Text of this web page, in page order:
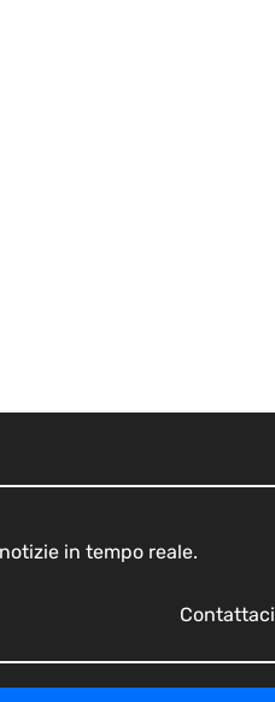
in tempo reale.
Contattaci: